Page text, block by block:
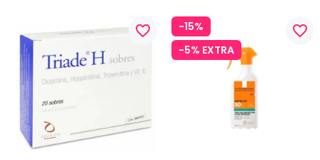
favorite_border
-15%
-5% EXTRA
favorite_border